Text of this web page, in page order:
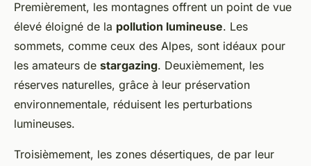
Premièrement, les montagnes offrent un point de vue
élevé éloigné de la pollution lumineuse. Les
sommets, comme ceux des Alpes, sont idéaux pour
les amateurs de stargazing. Deuxièmement, les
réserves naturelles, grâce à leur préservation
environnementale, réduisent les perturbations
lumineuses.
Troisièmement, les zones désertiques, de par leur